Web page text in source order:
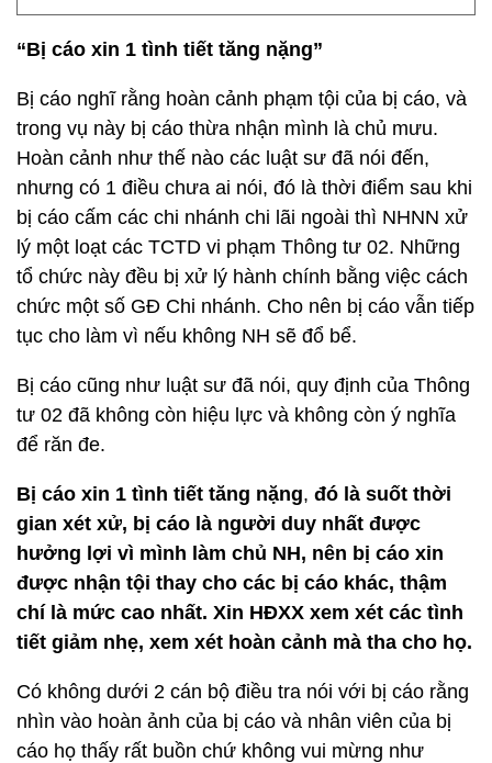
“Bị cáo xin 1 tình tiết tăng nặng”
Bị cáo nghĩ rằng hoàn cảnh phạm tội của bị cáo, và
trong vụ này bị cáo thừa nhận mình là chủ mưu.
Hoàn cảnh như thế nào các luật sư đã nói đến,
nhưng có 1 điều chưa ai nói, đó là thời điểm sau khi
bị cáo cấm các chi nhánh chi lãi ngoài thì NHNN xử
lý một loạt các TCTD vi phạm Thông tư 02. Những
tổ chức này đều bị xử lý hành chính bằng việc cách
chức một số GĐ Chi nhánh. Cho nên bị cáo vẫn tiếp
tục cho làm vì nếu không NH sẽ đổ bể.
Bị cáo cũng như luật sư đã nói, quy định của Thông
tư 02 đã không còn hiệu lực và không còn ý nghĩa
để răn đe.
Bị cáo xin 1 tình tiết tăng nặng, đó là suốt thời
gian xét xử, bị cáo là người duy nhất được
hưởng lợi vì mình làm chủ NH, nên bị cáo xin
được nhận tội thay cho các bị cáo khác, thậm
chí là mức cao nhất. Xin HĐXX xem xét các tình
tiết giảm nhẹ, xem xét hoàn cảnh mà tha cho họ.
Có không dưới 2 cán bộ điều tra nói với bị cáo rằng
nhìn vào hoàn ảnh của bị cáo và nhân viên của bị
cáo họ thấy rất buồn chứ không vui mừng như